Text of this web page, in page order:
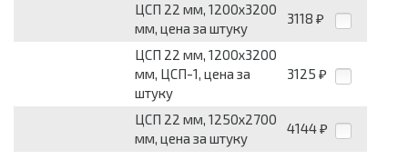
ЦСП 22 мм, 1200х3200
мм, цена за штуку
3118 ₽
ЦСП 22 мм, 1200х3200
мм, ЦСП-1, цена за
штуку
3125 ₽
ЦСП 22 мм, 1250х2700
мм, цена за штуку
4144 ₽